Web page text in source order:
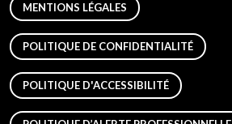
MENTIONS LÉGALES
POLITIQUE DE CONFIDENTIALITÉ
POLITIQUE D'ACCESSIBILITÉ